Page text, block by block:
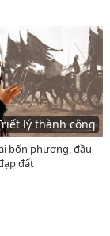
lý thành công
bốn phương, đầu
đất